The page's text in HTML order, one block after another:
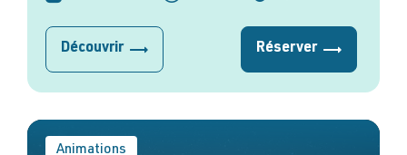
Découvrir Réserver
Animations